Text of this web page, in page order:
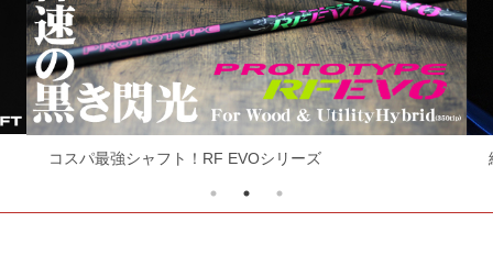
コスパ最強シャフト！RF EVOシリーズ